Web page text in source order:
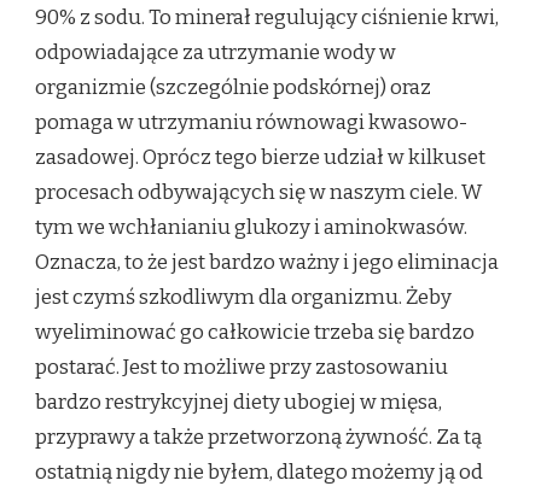
90% z sodu. To minerał regulujący ciśnienie krwi,
odpowiadające za utrzymanie wody w
organizmie (szczególnie podskórnej) oraz
pomaga w utrzymaniu równowagi kwasowo-
zasadowej. Oprócz tego bierze udział w kilkuset
procesach odbywających się w naszym ciele. W
tym we wchłanianiu glukozy i aminokwasów.
Oznacza, to że jest bardzo ważny i jego eliminacja
jest czymś szkodliwym dla organizmu. Żeby
wyeliminować go całkowicie trzeba się bardzo
postarać. Jest to możliwe przy zastosowaniu
bardzo restrykcyjnej diety ubogiej w mięsa,
przyprawy a także przetworzoną żywność. Za tą
ostatnią nigdy nie byłem, dlatego możemy ją od